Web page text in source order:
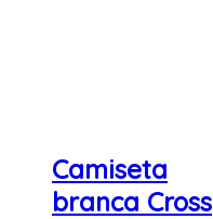
Camiseta
branca Cross